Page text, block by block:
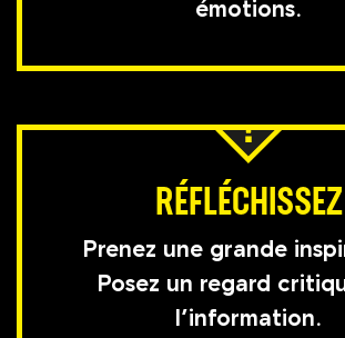
émotions.
RÉFLÉCHISSEZ
Prenez une grande
Posez un regard
l’information.